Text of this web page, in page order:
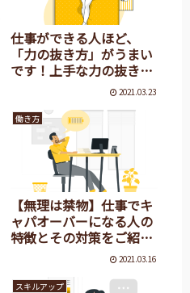
仕事ができる人ほど、
「力の抜き方」がうまい
です！上手な力の抜き方
2021.03.23
働き方
【無理は禁物】仕事でキ
ャパオーバーになる人の
特徴とその対策をご紹
2021.03.16
スキルアップ